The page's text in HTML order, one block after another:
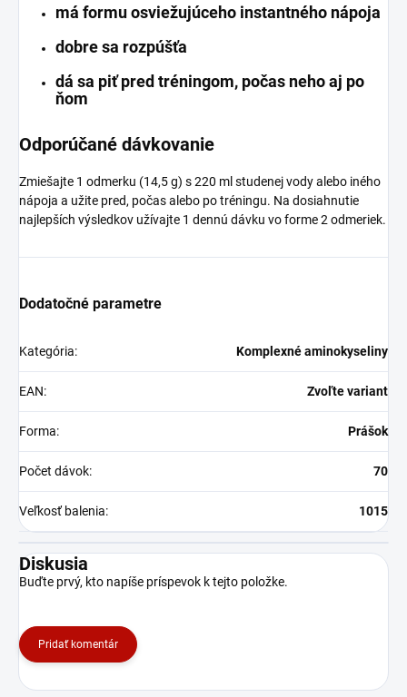
má formu osviežujúceho instantného nápoja
dobre sa rozpúšťa
dá sa piť pred tréningom, počas neho aj po
ňom
Odporúčané dávkovanie
Zmiešajte 1 odmerku (14,5 g) s 220 ml studenej vody alebo iného
nápoja a užite pred, počas alebo po tréningu. Na dosiahnutie
najlepších výsledkov užívajte 1 dennú dávku vo forme 2 odmeriek.
Dodatočné parametre
Kategória: Komplexné aminokyseliny
EAN: Zvoľte variant
Forma: Prášok
Počet dávok: 70
Veľkosť balenia: 1015
Diskusia
Buďte prvý, kto napíše príspevok k tejto položke.
Pridať komentár